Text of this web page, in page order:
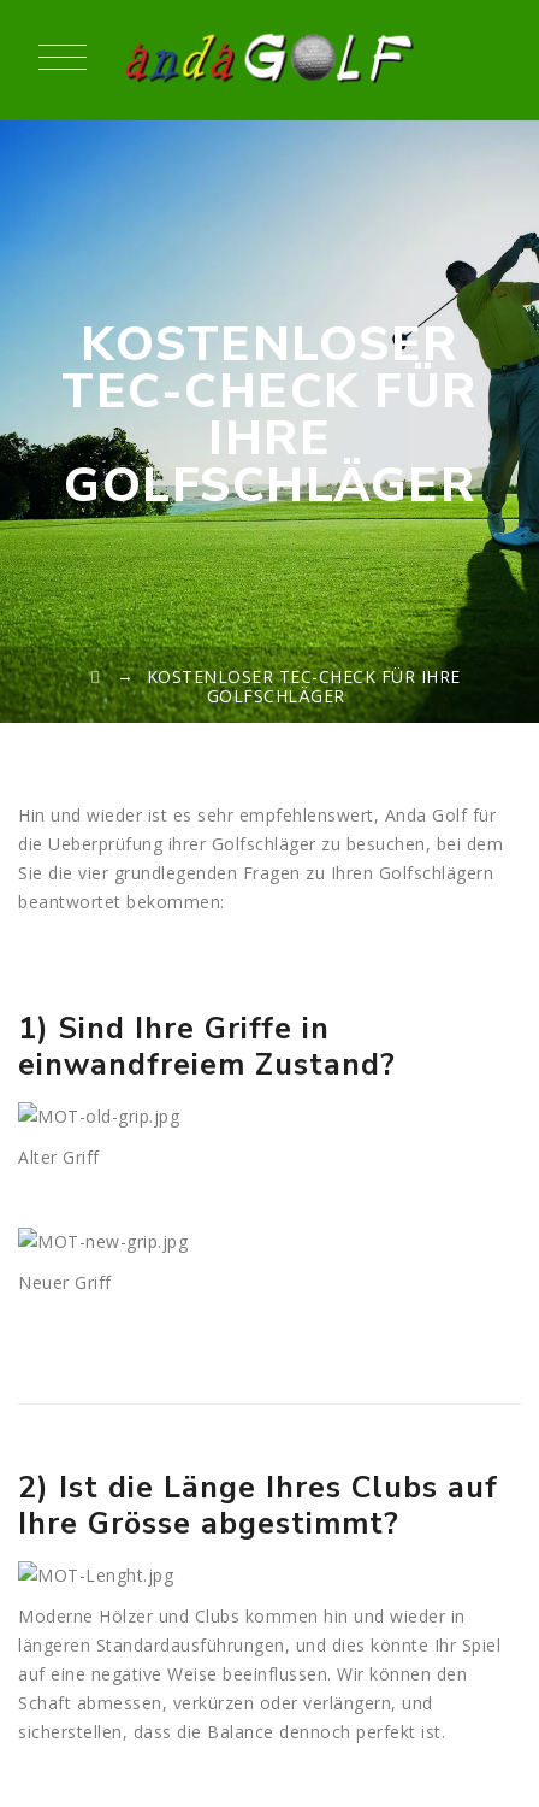
KOSTENLOSER
TEC-CHECK FÜR
IHRE
GOLFSCHLÄGER
→KOSTENLOSER TEC-CHECK FÜR IHRE
GOLFSCHLÄGER
Hin und wieder ist es sehr empfehlenswert, Anda Golf für
die Ueberprüfung ihrer Golfschläger zu besuchen, bei dem
Sie die vier grundlegenden Fragen zu Ihren Golfschlägern
beantwortet bekommen:
1) Sind Ihre Griffe in
einwandfreiem Zustand?
Alter Griff
Neuer Griff
2) Ist die Länge Ihres Clubs auf
Ihre Grösse abgestimmt?
Moderne Hölzer und Clubs kommen hin und wieder in
längeren Standardausführungen, und dies könnte Ihr Spiel
auf eine negative Weise beeinflussen. Wir können den
Schaft abmessen, verkürzen oder verlängern, und
sicherstellen, dass die Balance dennoch perfekt ist.